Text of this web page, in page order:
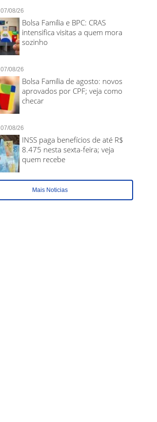
07/08/26
Bolsa Família e BPC: CRAS
intensifica visitas a quem mora
sozinho
07/08/26
Bolsa Família de agosto: novos
aprovados por CPF; veja como
checar
07/08/26
INSS paga benefícios de até R$
8.475 nesta sexta-feira; veja
quem recebe
Mais Noticias